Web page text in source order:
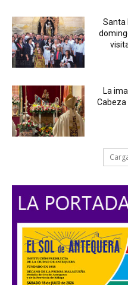
Santa
La